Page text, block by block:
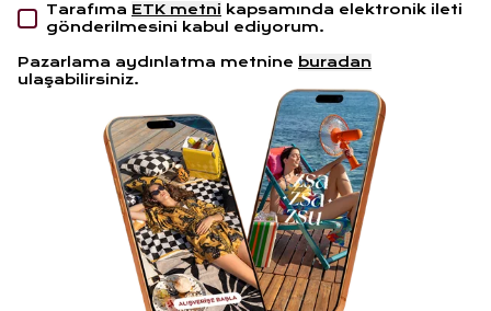
Tarafıma ETK metni kapsamında elektronik ileti
gönderilmesini kabul ediyorum.
Pazarlama aydınlatma metnine buradan
ulaşabilirsiniz.